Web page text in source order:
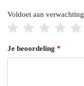
Voldoet aan verwachting
Je beoordeling *